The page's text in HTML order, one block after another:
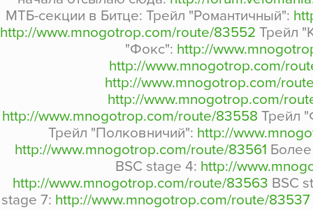
МТБ-секции в Битце: Трейл "Романтичный":
http://www.mnogotrop.com/route/83552 Трейл
"Фокс": http://
http://www.mnogotrop.com/
http://www.mnogotrop.com/
http://www.mnogotrop.com/
http://www.mnogotrop.com/route/83558 Трейл
Трейл "Полковничий": http://
http://www.mnogotrop.com/route/83561
BSC stage 4: http://
http://www.mnogotrop.com/route/83563 BSC
stage 7: http://www.mnogotrop.com/route/83537